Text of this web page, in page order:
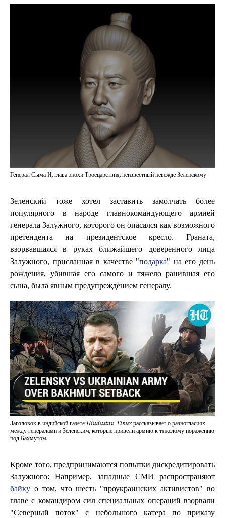
Генерал Сыма И, глава эпохи Троецарствия, неизвестный невежде Зеленскому
Зеленский тоже хотел заставить замолчать более
популярного в народе главнокомандующего армией
генерала Залужного, которого он опасался как возможного
претендента на президентское кресло. Граната,
взорвавшаяся в руках ближайшего доверенного лица
Залужного, присланная в качестве "подарка" на его день
рождения, убившая его самого и тяжело ранившая его
сына, была явным предупреждением генералу.
Заголовок в индийской газете Hindustan Times рассказывает о разногласиях
между генералами и Зеленским, которые привели армию к тяжелому поражению
под Бахмутом.
Кроме того, предпринимаются попытки дискредитировать
Залужного: Например, западные СМИ распространяют
байку о том, что шесть "проукраинских активистов" во
главе с командиром сил специальных операций взорвали
"Северный поток" с небольшого катера по приказу